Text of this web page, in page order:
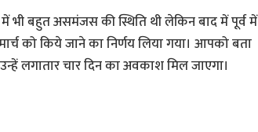
भी बहुत असमंजस की स्थिति थी लेकिन बाद में पूर्व में
को किये जाने का निर्णय लिया गया। आपको बता
लगातार चार दिन का अवकाश मिल जाएगा।